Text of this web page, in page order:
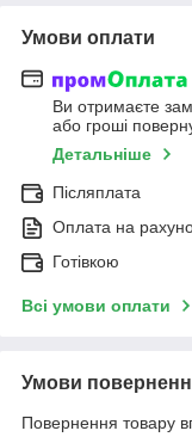
Умови оплати
Ви отримаєте
або гроші
Детальніше
Післяплата
Оплата на
Готівкою
Всі умови оплати
Умови
Повернення товару